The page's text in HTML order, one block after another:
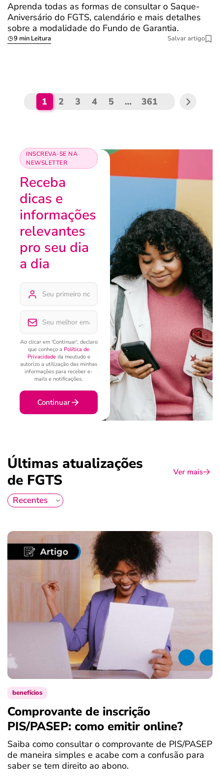
Aprenda todas as formas de consultar o Saque-
Aniversário do FGTS, calendário e mais detalhes
sobre a modalidade do Fundo de Garantia.
9 min Leitura Salvar artigo
1 2 3 4 5 … 361
INSCREVA-SE NA
NEWSLETTER
Receba
dicas e
informações
relevantes
pro seu dia
a dia
Ao clicar em 'Continuar', declaro
que conheço a Política de
Privacidadeda meutudo e
autorizo a utilização das minhas
informações para receber e-
mails e notificações.
Continuar
Últimas atualizações
de FGTS
Ver mais
benefícios
Comprovante de inscrição
PIS/PASEP: como emitir online?
Saiba como consultar o comprovante de PIS/PASEP
de maneira simples e acabe com a confusão para
saber se tem direito ao abono.